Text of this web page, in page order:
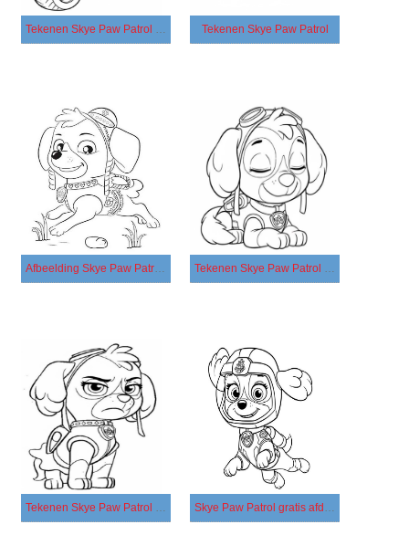
Tekenen Skye Paw Patrol voor kinderen Tekenen Skye Paw Patrol
Afbeelding Skye Paw Patrol afdrukbaar Tekenen Skye Paw Patrol basis
Tekenen Skye Paw Patrol afdrukbaar voor kinderen Skye Paw Patrol gratis afdrukbaar simpel